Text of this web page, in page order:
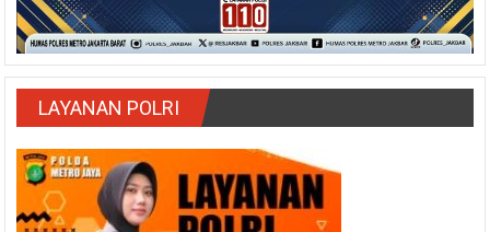
LAYANAN POLRI